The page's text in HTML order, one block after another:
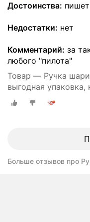
Достоинства:
Недостатки: нет
Комментарий: за
любого "пилота"
Товар — Ручка
выгодная
880174
Больше отзывов про